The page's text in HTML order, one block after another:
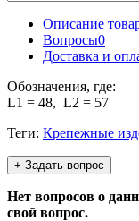
Описание
Вопросы0
Доставка и
Обозначения, где:
L1 = 48, L2 = 57
Теги: Крепежные
+ Задать вопрос
Нет вопросов о
свой вопрос.